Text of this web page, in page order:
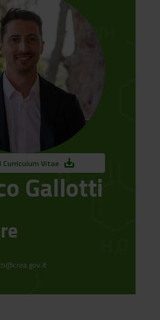
Curriculum Vitae save_alt
Gallotti